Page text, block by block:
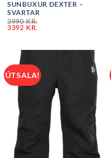
SUNBUXUR DEXTER –
SVARTAR
3990KR.
3392 KR.
ÚTSALA!